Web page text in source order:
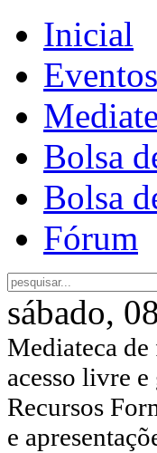
Inicial
Eventos
Bolsa
Bolsa
Fórum
sábado,
Mediateca de
acesso livre
Recursos
e